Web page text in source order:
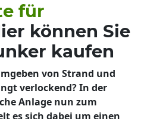
für
können Sie
kaufen
von Strand und
verlockend? In der
Anlage nun zum
es sich dabei um einen